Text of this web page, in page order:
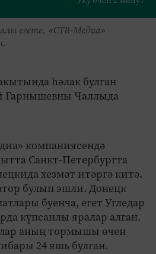
егете, «СТВ-Медиа»
һәлак булган
Гарнышевны Чаллыда
компаниясендә
Санкт-Петербургта
хезмәт итәргә китә.
булып эшли. Донецк
буенча, егет Угледар
күпсанлы яралар алган.
аның тормышы өчен
24 яшь булган.